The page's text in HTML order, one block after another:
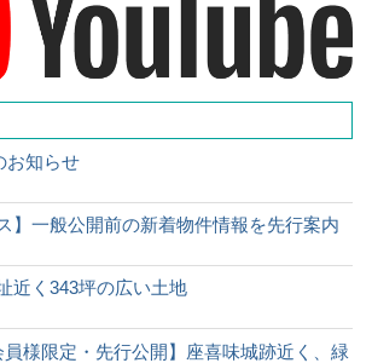
お知らせ
】一般公開前の新着物件情報を先行案内
近く343坪の広い土地
様限定・先行公開】座喜味城跡近く、緑